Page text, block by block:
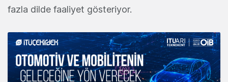
fazla dilde faaliyet gösteriyor.